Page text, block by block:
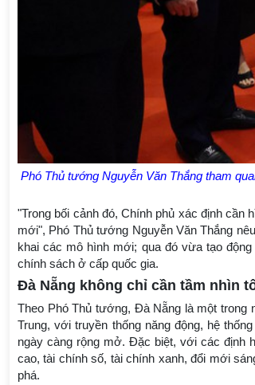
Phó Thủ tướng Nguyễn Văn Thắng tham
"Trong bối cảnh đó, Chính phủ xác định
mới", Phó Thủ tướng Nguyễn Văn Thắng
khai các mô hình mới; qua đó vừa tạo
chính sách ở cấp quốc gia.
Đà Nẵng không chỉ cần tầm nhìn
Theo Phó Thủ tướng, Đà Nẵng là một trong
Trung, với truyền thống năng động, hệ
ngày càng rộng mở. Đặc biệt, với các định
cao, tài chính số, tài chính xanh, đổi mới
phá.